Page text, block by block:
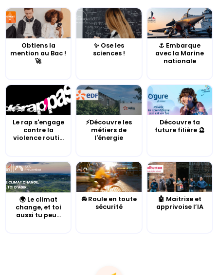
Obtiens la
mention au Bac !
🚀
✨ Ose les
sciences !
⚓️ Embarque
avec la Marine
nationale
Le rap s'engage
contre la
violence routi...
⚡Découvre les
métiers de
l'énergie
Découvre ta
future filière 🔮
🌍 Le climat
change, et toi
aussi tu peu...
🚘 Roule en toute
sécurité
🤖 Maitrise et
apprivoise l’IA